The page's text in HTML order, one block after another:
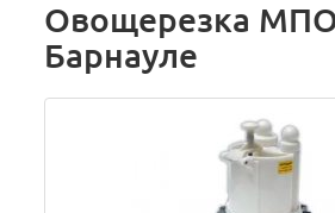
Овощерезка
Барнауле